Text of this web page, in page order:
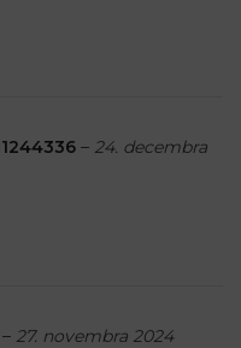
– 24. decembra
– 27. novembra 2024